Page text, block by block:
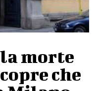
morte
che